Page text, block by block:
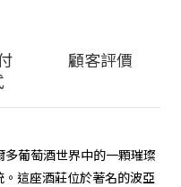
顧客評價
葡萄酒世界中的一顆璀璨
這座酒莊位於著名的波亞